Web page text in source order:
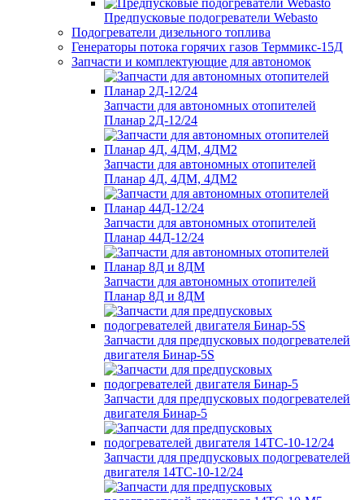
Предпусковые подогреватели Webasto
Подогреватели дизельного топлива
Генераторы потока горячих газов Терммикс-15Д
Запчасти и комплектующие для автономок
Запчасти для автономных отопителей
Планар 2Д-12/24
Запчасти для автономных отопителей
Планар 4Д, 4ДМ, 4ДМ2
Запчасти для автономных отопителей
Планар 44Д-12/24
Запчасти для автономных отопителей
Планар 8Д и 8ДМ
Запчасти для предпусковых подогревателей
двигателя Бинар-5S
Запчасти для предпусковых подогревателей
двигателя Бинар-5
Запчасти для предпусковых подогревателей
двигателя 14ТС-10-12/24